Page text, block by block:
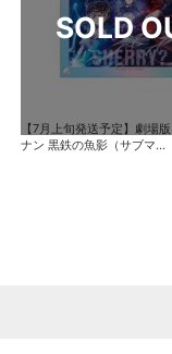
【7月上旬発送予定】劇場
ナン 黒鉄の魚影（サブマ...